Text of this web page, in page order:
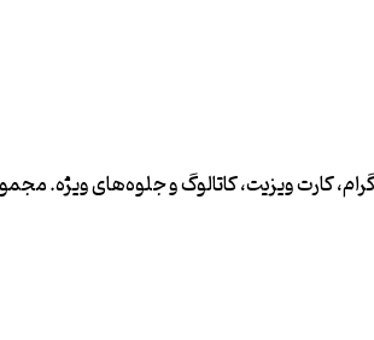
کارت ویزیت، کاتالوگ و جلوه‌های ویژه.